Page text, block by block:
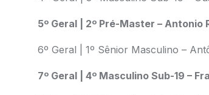
5º Geral | 2º Pré-Master – Antonio
6º Geral | 1º Sênior Masculino –
7º Geral | 4º Masculino Sub-19 –